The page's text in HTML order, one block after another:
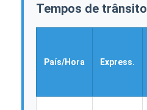
Tempos de trânsito
País/Hora Express.